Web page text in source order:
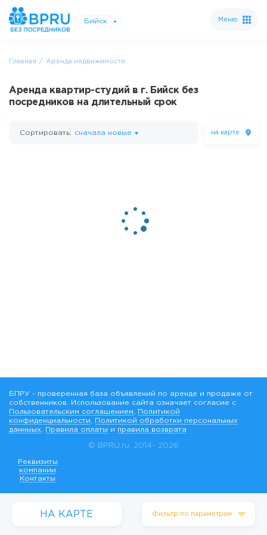
Бийск Меню
Главная Аренда недвижимости
Аренда квартир-студий в г. Бийск без
посредников на длительный срок
НА КАРТЕ Фильтр по параметрам
Сортировать: сначала новые на карте
Реквизиты
компании
Контакты
© BPRU.ru, 2014- 2026
БПРУ - проверенная база объявлений по аренде и продаже от
собственников. Использование сайта означает согласие с
Пользовательским соглашением
Политикой
конфиденциальности
Политикой обработки персональных
данныых
Правила оплаты и правила возврата